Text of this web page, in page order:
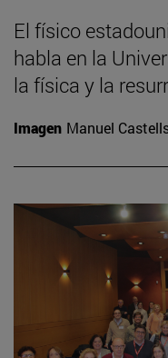
El físico
habla en la
la física y la
Imagen Manuel